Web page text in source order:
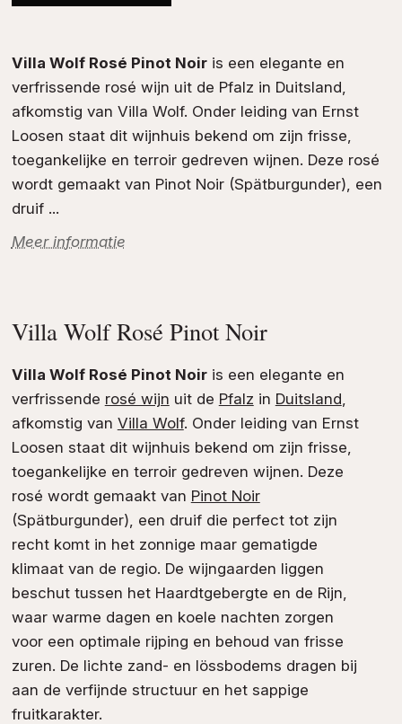
Villa Wolf Rosé Pinot Noiris een elegante en
verfrissende rosé wijn uit de Pfalz in Duitsland
afkomstig van Villa Wolf. Onder leiding van Ernst
Loosen staat dit wijnhuis bekend om zijn frisse,
toegankelijke en terroir gedreven wijnen. Deze rosé
wordt gemaakt van Pinot Noir(Spätburgunder), een
druif ...
Meer informatie
Villa Wolf Rosé Pinot Noir
Villa Wolf Rosé Pinot Noiris een elegante en
verfrissende rosé wijn uit de Pfalz in Duitsland
afkomstig van Villa Wolf. Onder leiding van Ernst
Loosen staat dit wijnhuis bekend om zijn frisse,
toegankelijke en terroir gedreven wijnen. Deze
rosé wordt gemaakt van Pinot Noir
(Spätburgunder), een druif die perfect tot zijn
recht komt in het zonnige maar gematigde
klimaat van de regio. De wijngaarden liggen
beschut tussen het Haardtgebergte en de Rijn,
waar warme dagen en koele nachten zorgen
voor een optimale rijping en behoud van frisse
zuren. De lichte zand- en lössbodems dragen bij
aan de verfijnde structuur en het sappige
fruitkarakter.